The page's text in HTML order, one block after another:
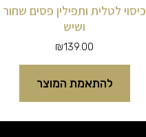
כיסוי לטלית ותפילין פסים שחור
ושיש
₪139.00
להתאמת המוצר